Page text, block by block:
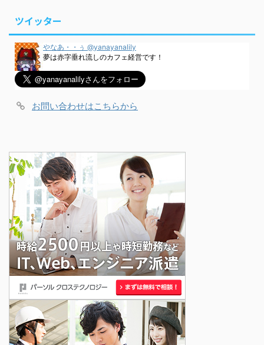
ツイッター
やなあ・・ぅ @yanayanalily
夢は赤字垂れ流しのカフェ経営です！
お問い合わせはこちらから